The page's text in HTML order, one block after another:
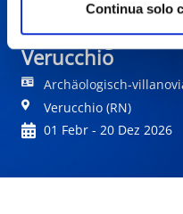
Continua solo
Geschichten aus
Archäologische
Verucchio
Archäologisch-
Verucchio (RN)
01 Febr - 20 Dez 2026